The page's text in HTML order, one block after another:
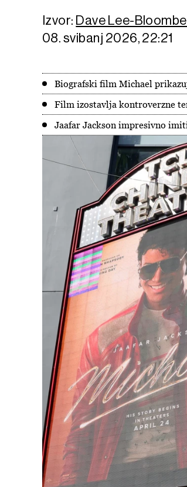
Izvor: Dave Lee-
08. svibanj 2026, 22:21
Biografski film Michael
Film izostavlja kontroverzne
Jaafar Jackson impresivno